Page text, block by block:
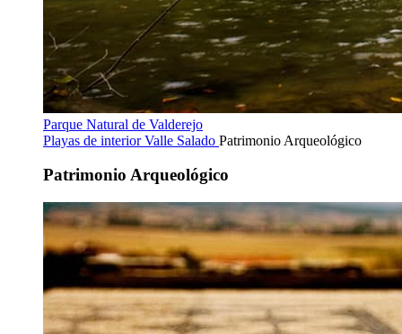
Parque Natural de Valderejo
Playas de interiorValle Salado Patrimonio Arqueológico
Patrimonio Arqueológico